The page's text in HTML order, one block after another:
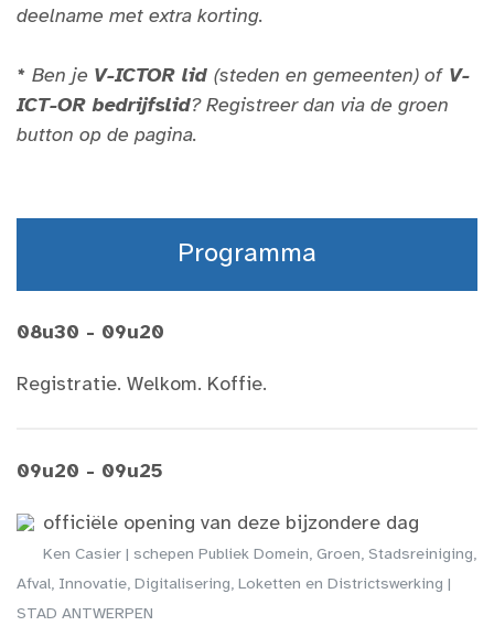
deelname met extra korting.
* Ben je V-ICTOR lid (steden en gemeenten) ofV-
ICT-OR bedrijfslid? Registreer dan via de groen
button op de pagina.
Programma
08u30 - 09u20
Registratie. Welkom. Koffie.
09u20 - 09u25
officiële opening van deze bijzondere dag
Ken Casier | schepen Publiek Domein, Groen, Stadsreiniging,
Afval, Innovatie, Digitalisering, Loketten en Districtswerking |
STAD ANTWERPEN